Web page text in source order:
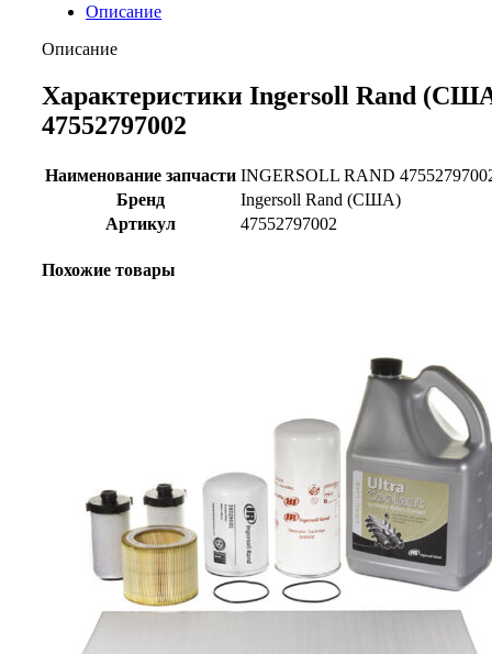
Описание
Описание
Характеристики Ingersoll Rand
47552797002
Наименование запчасти INGERSOLL RAND
Бренд
Ingersoll Rand (США)
Артикул
47552797002
Похожие товары